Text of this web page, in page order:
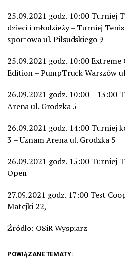
25.09.2021 godz. 10:00 Turniej
dzieci i młodzieży – Turniej
sportowa ul. Piłsudskiego 9
25.09.2021 godz. 10:00 Extreme
Edition – PumpTruck Warszów
26.09.2021 godz. 10:00 – 13:00
Arena ul. Grodzka 5
26.09.2021 godz. 14:00 Turniej
3 – Uznam Arena ul. Grodzka 5
26.09.2021 godz. 15:00 Turniej
Open
27.09.2021 godz. 17:00 Test
Matejki 22,
Źródło: OSiR Wyspiarz
POWIĄZANE TEMATY: